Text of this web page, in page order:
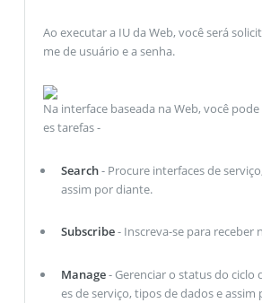
Ao executar a IU da Web, você será
me de usuário e a senha.
Na interface baseada na Web, você
es tarefas -
Search- Procure interfaces de
assim por diante.
Subscribe- Inscreva-se para receber
Manage- Gerenciar o status do ciclo
es de serviço, tipos de dados e assim